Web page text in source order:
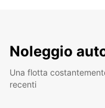
Noleggio
Una flotta
recenti